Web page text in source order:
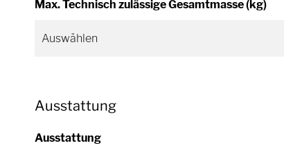
Max. Technisch zulässige Gesamtmasse (kg)
Ausstattung
Ausstattung